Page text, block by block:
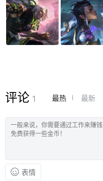
评论 1 最热 最新
表情